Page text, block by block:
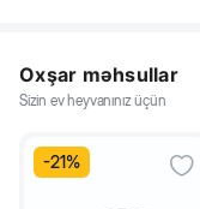
Oxşar məhsullar
Sizin ev heyvanınız üçün
-21%